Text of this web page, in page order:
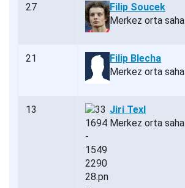
27
Filip Soucek
Merkez orta saha
21
Filip Blecha
Merkez orta saha
13
Jiri Texl
Merkez orta saha